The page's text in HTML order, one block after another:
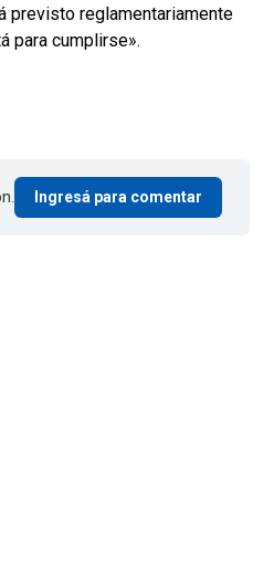
previsto reglamentariamente
para cumplirse».
Ingresá para comentar